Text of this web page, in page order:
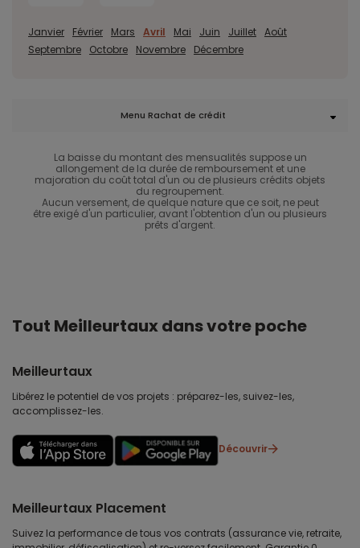
Janvier Février Mars Avril Mai Juin Juillet Août
Septembre
Octobre Novembre Décembre
Menu Rachat de crédit
La baisse du montant des mensualités suppose un
allongement de la durée de remboursement et une
majoration du coût total d'un ou de plusieurs crédits objets
du regroupement.
Aucun versement, de quelque nature que ce soit, ne peut
être exigé d'un particulier, avant l'obtention d'un ou plusieurs
prêts d'argent.
Tout Meilleurtaux dans votre poche
Meilleurtaux
Libérez le potentiel de vos projets : préparez-les, suivez-les,
accomplissez-les.
Découvrir
Meilleurtaux Placement
Suivez la performance de tous vos contrats (assurance vie, retraite,